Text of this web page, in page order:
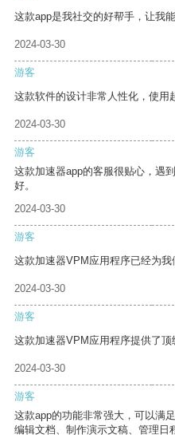
这款app是我社交的好帮手，让我
2024-03-30
游客
这款软件的设计非常人性化，使用
2024-03-30
游客
这款加速器app的客服很贴心，遇
好。
2024-03-30
游客
这款加速器VPM应用程序已经为我
2024-03-30
游客
这款加速器VPM应用程序提供了顶
2024-03-30
游客
这款app的功能非常强大，可以满
编辑文档、制作演示文稿、管理日